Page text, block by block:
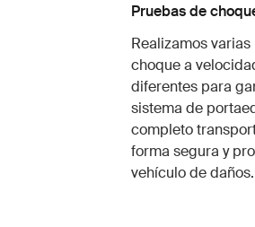
Pruebas de
Realizamos
choque a
diferentes para
sistema de
completo
forma segura y
vehículo de daños.